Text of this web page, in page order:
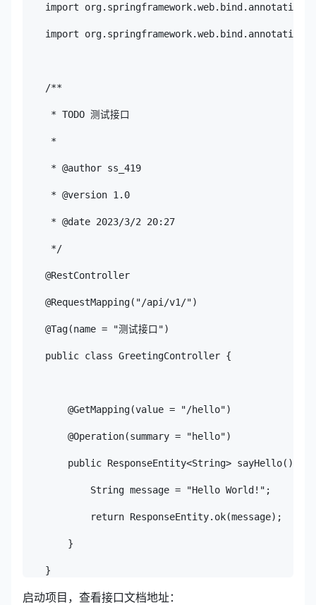
import
import
    /**
     * TODO 测试接口
     *
     * @author ss_419
     * @version 1.0
     * @date 2023/3/2 20:27
     */
    @RestController
    @RequestMapping("/api/v1/")
    @Tag(name = "测试接口")
    public class GreetingController {
        @GetMapping(value = "/hello")
        @Operation(summary = "hello")
        public ResponseEntity<String> sayHello() {
            String message = "Hello World!";
            return ResponseEntity.ok(message);
        }
启动项目，查看接口文档地址：